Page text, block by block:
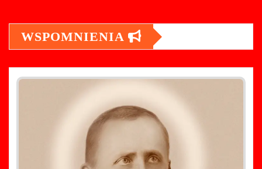
WSPOMNIENIA